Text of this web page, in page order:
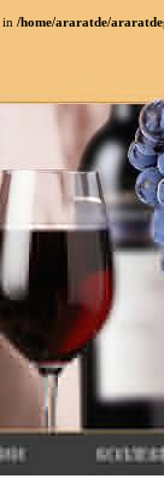
in /home/araratde/